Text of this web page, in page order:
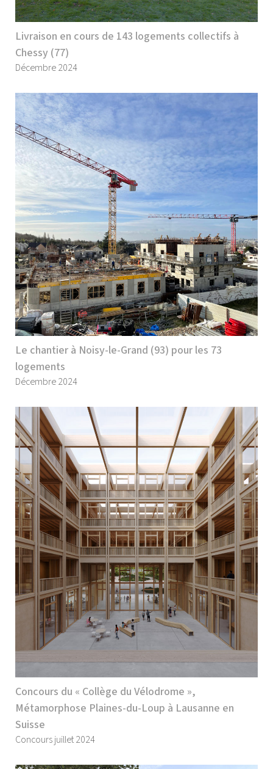
Livraison en cours de 143 logements collectifs à
Chessy (77)
Décembre 2024
Le chantier à Noisy-le-Grand (93) pour les 73
logements
Décembre 2024
Concours du « Collège du Vélodrome »,
Métamorphose Plaines-du-Loup à Lausanne en
Suisse
Concours juillet 2024